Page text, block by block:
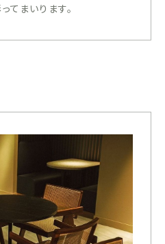
てまいります。